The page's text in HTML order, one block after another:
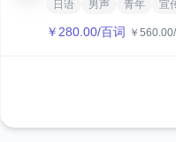
日语 男声 青年 宣
￥ 280.00/百词 ￥ 560.00